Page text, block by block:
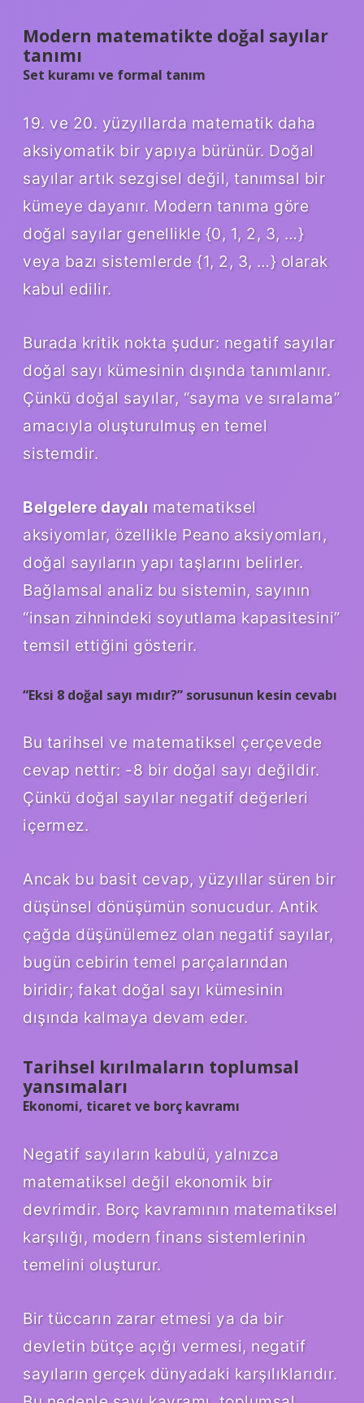
Modern matematikte doğal sayılar
tanımı
Set kuramı ve formal tanım
19. ve 20. yüzyıllarda matematik daha
aksiyomatik bir yapıya bürünür. Doğal
sayılar artık sezgisel değil, tanımsal bir
kümeye dayanır. Modern tanıma göre
doğal sayılar genellikle {0, 1, 2, 3, …}
veya bazı sistemlerde {1, 2, 3, …} olarak
kabul edilir.
Burada kritik nokta şudur: negatif sayılar
doğal sayı kümesinin dışında tanımlanır.
Çünkü doğal sayılar, “sayma ve sıralama”
amacıyla oluşturulmuş en temel
sistemdir.
Belgelere dayalımatematiksel
aksiyomlar, özellikle Peano aksiyomları,
doğal sayıların yapı taşlarını belirler.
Bağlamsal analiz bu sistemin, sayının
“insan zihnindeki soyutlama kapasitesini”
temsil ettiğini gösterir.
“Eksi 8 doğal sayı mıdır?” sorusunun kesin cevabı
Bu tarihsel ve matematiksel çerçevede
cevap nettir: -8 bir doğal sayı değildir.
Çünkü doğal sayılar negatif değerleri
içermez.
Ancak bu basit cevap, yüzyıllar süren bir
düşünsel dönüşümün sonucudur. Antik
çağda düşünülemez olan negatif sayılar,
bugün cebirin temel parçalarından
biridir; fakat doğal sayı kümesinin
dışında kalmaya devam eder.
Tarihsel kırılmaların toplumsal
yansımaları
Ekonomi, ticaret ve borç kavramı
Negatif sayıların kabulü, yalnızca
matematiksel değil ekonomik bir
devrimdir. Borç kavramının matematiksel
karşılığı, modern finans sistemlerinin
temelini oluşturur.
Bir tüccarın zarar etmesi ya da bir
devletin bütçe açığı vermesi, negatif
sayıların gerçek dünyadaki karşılıklarıdır.